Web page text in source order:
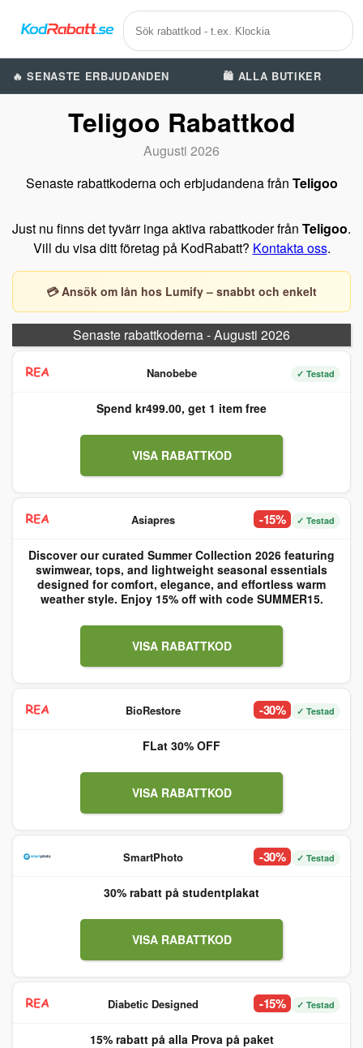
🔥 SENASTE ERBJUDANDEN 🛍️ ALLA BUTIKER
Teligoo Rabattkod
Augusti 2026
Senaste rabattkoderna och erbjudandena från Teligoo
Just nu finns det tyvärr inga aktiva rabattkoder från Teligoo.
Vill du visa ditt företag på KodRabatt? Kontakta oss.
💳 Ansök om lån hos Lumify – snabbt och enkelt
Senaste rabattkoderna - Augusti 2026
Nanobebe ✓ Testad
Spend kr499.00, get 1 item free
VISA RABATTKOD
Asiapres -15% ✓ Testad
Discover our curated Summer Collection 2026 featuring
swimwear, tops, and lightweight seasonal essentials
designed for comfort, elegance, and effortless warm
weather style. Enjoy 15% off with code SUMMER15.
VISA RABATTKOD
BioRestore -30% ✓ Testad
FLat 30% OFF
VISA RABATTKOD
SmartPhoto -30% ✓ Testad
30% rabatt på studentplakat
VISA RABATTKOD
Diabetic Designed -15% ✓ Testad
15% rabatt på alla Prova på paket